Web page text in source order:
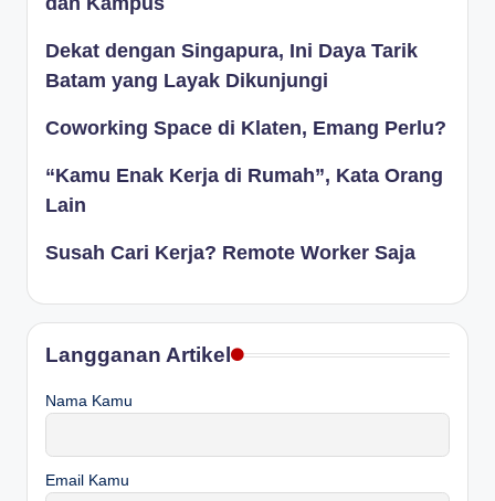
Dekat dengan Singapura, Ini Daya Tarik
Batam yang Layak Dikunjungi
Coworking Space di Klaten, Emang Perlu?
“Kamu Enak Kerja di Rumah”, Kata Orang
Lain
Susah Cari Kerja? Remote Worker Saja
Langganan Artikel
Nama Kamu
Email Kamu